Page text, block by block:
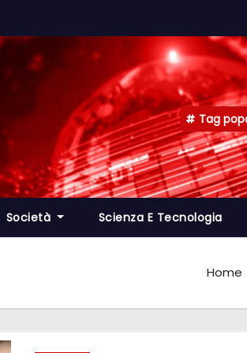
Tag
Società Scienza E Tecnologia
Home